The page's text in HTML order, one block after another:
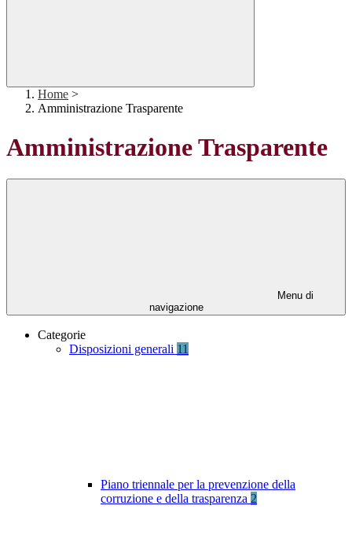
Home >
Amministrazione Trasparente
Amministrazione Trasparente
Menu di
navigazione
Categorie
Disposizioni generali 11
Piano triennale per la prevenzione della
corruzione e della trasparenza 2